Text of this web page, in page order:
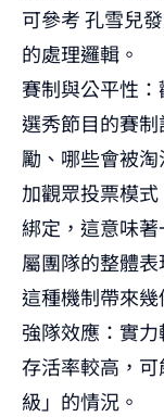
可參考孔雪兒
的處理邏輯。
賽制與公平性
選秀節目的賽
勵、哪些會被
加觀眾投票模式
綁定，這意味
屬團隊的整體
這種機制帶來幾
強隊效應：實
存活率較高，
級」的情況。